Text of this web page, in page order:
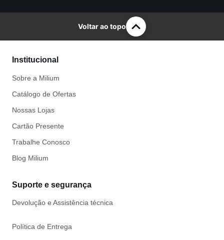
Voltar ao topo
Institucional
Sobre a Milium
Catálogo de Ofertas
Nossas Lojas
Cartão Presente
Trabalhe Conosco
Blog Milium
Suporte e segurança
Devolução e Assistência técnica
Política de Entrega